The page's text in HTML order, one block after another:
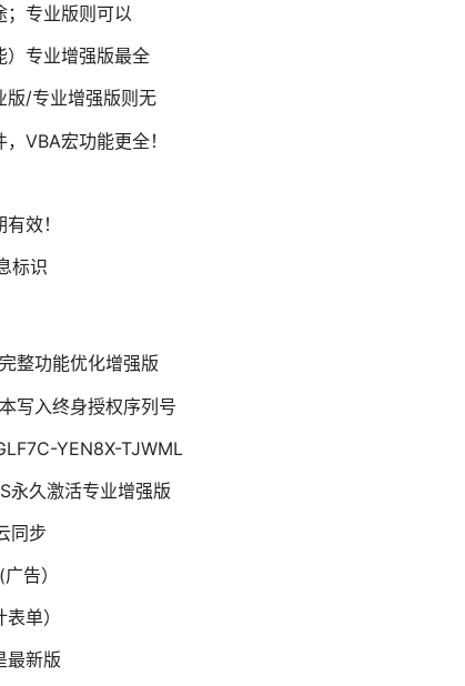
专业版则可以
）专业增强版最全
版/专业增强版则无
VBA宏功能更全！
效！
标识
整功能优化增强版
写入终身授权序列号
YEN8X-TJWML
永久激活专业增强版
同步
告）
单）
最新版